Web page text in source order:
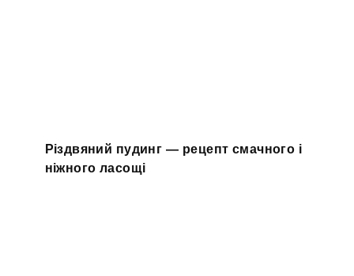
Різдвяний пудинг — рецепт смачного і
ніжного ласощі